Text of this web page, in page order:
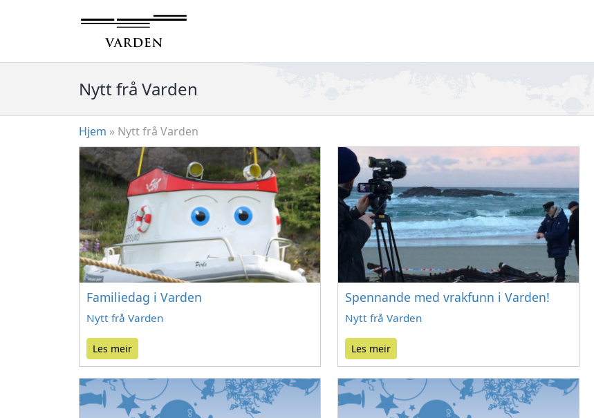
Nytt frå Varden
Hjem » Nytt frå Varden
Familiedag i Varden
Nytt frå Varden
Les meir
Spennande med vrakfunn i Varden!
Nytt frå Varden
Les meir